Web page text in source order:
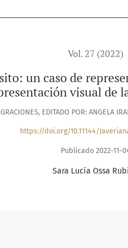
Vol. 27 (2022)
un caso de
visual de
EDITADO POR: ANGELA
https://doi.org/10.11144/
Publicado 2022-11-
Sara Lucía Ossa